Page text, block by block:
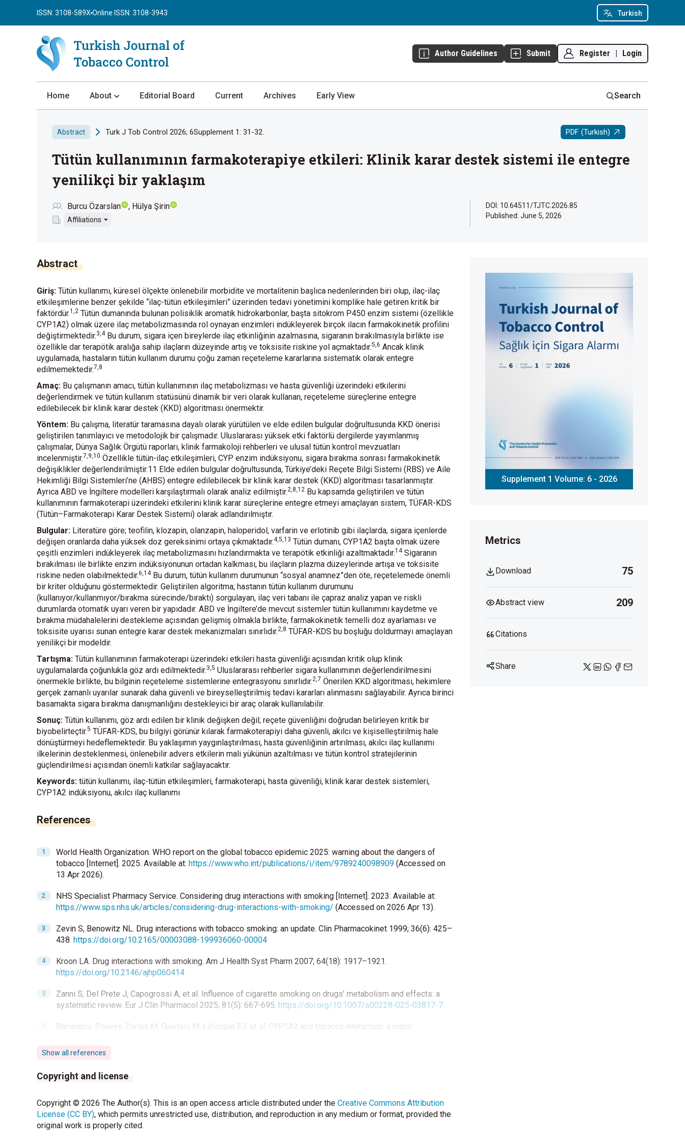
Turkish
ISSN: 3108-589X Online ISSN: 3108-3943
Author Guidelines Submit Register | Login
Home About
Author Guidelines
Review Process
Publication Ethics
Privacy Statement
Editorial Board Current Archives Early View Search
Abstract Turk J Tob Control 2026; 6Supplement 1: 31-32. PDF (Turkish)
Tütün kullanımının farmakoterapiye etkileri: Klinik karar destek sistemi ile entegre
yenilikçi bir yaklaşım
Burcu Özarslan Hülya Şirin
Affiliations
DOI: 10.64511/TJTC.2026.85
Published: June 5, 2026
Abstract
Giriş: Tütün kullanımı, küresel ölçekte önlenebilir morbidite ve mortalitenin başlıca nedenlerinden biri olup, ilaç-ilaç
etkileşimlerine benzer şekilde “ilaç-tütün etkileşimleri” üzerinden tedavi yönetimini komplike hale getiren kritik bir
faktördür.1,2 Tütün dumanında bulunan polisiklik aromatik hidrokarbonlar, başta sitokrom P450 enzim sistemi (özellikle
CYP1A2) olmak üzere ilaç metabolizmasında rol oynayan enzimleri indükleyerek birçok ilacın farmakokinetik profilini
değiştirmektedir.3,4Bu durum, sigara içen bireylerde ilaç etkinliğinin azalmasına, sigaranın bırakılmasıyla birlikte ise
özellikle dar terapötik aralığa sahip ilaçların düzeyinde artış ve toksisite riskine yol açmaktadır.5,6 Ancak klinik
uygulamada, hastaların tütün kullanım durumu çoğu zaman reçeteleme kararlarına sistematik olarak entegre
edilmemektedir.7,8
Amaç: Bu çalışmanın amacı, tütün kullanımının ilaç metabolizması ve hasta güvenliği üzerindeki etkilerini
değerlendirmek ve tütün kullanım statüsünü dinamik bir veri olarak kullanan, reçeteleme süreçlerine entegre
edilebilecek bir klinik karar destek (KKD) algoritması önermektir.
Yöntem: Bu çalışma, literatür taramasına dayalı olarak yürütülen ve elde edilen bulgular doğrultusunda KKD önerisi
geliştirilen tanımlayıcı ve metodolojik bir çalışmadır. Uluslararası yüksek etki faktörlü dergilerde yayımlanmış
çalışmalar, Dünya Sağlık Örgütü raporları, klinik farmakoloji rehberleri ve ulusal tütün kontrol mevzuatları
incelenmiştir.7,9,10 Özellikle tütün-ilaç etkileşimleri, CYP enzim indüksiyonu, sigara bırakma sonrası farmakokinetik
değişiklikler değerlendirilmiştir.11 Elde edilen bulgular doğrultusunda, Türkiye’deki Reçete Bilgi Sistemi (RBS) ve Aile
Hekimliği Bilgi Sistemleri’ne (AHBS) entegre edilebilecek bir klinik karar destek (KKD) algoritması tasarlanmıştır.
Ayrıca ABD ve İngiltere modelleri karşılaştırmalı olarak analiz edilmiştir.2,8,12 Bu kapsamda geliştirilen ve tütün
kullanımının farmakoterapi üzerindeki etkilerini klinik karar süreçlerine entegre etmeyi amaçlayan sistem, TÜFAR-KDS
(Tütün–Farmakoterapi Karar Destek Sistemi) olarak adlandırılmıştır.
Bulgular: Literatüre göre; teofilin, klozapin, olanzapin, haloperidol, varfarin ve erlotinib gibi ilaçlarda, sigara içenlerde
değişen oranlarda daha yüksek doz gereksinimi ortaya çıkmaktadır.4,5,13 Tütün dumanı, CYP1A2 başta olmak üzere
çeşitli enzimleri indükleyerek ilaç metabolizmasını hızlandırmakta ve terapötik etkinliği azaltmaktadır.14Sigaranın
bırakılması ile birlikte enzim indüksiyonunun ortadan kalkması, bu ilaçların plazma düzeylerinde artışa ve toksisite
riskine neden olabilmektedir.6,14Bu durum, tütün kullanım durumunun “sosyal anamnez”den öte, reçetelemede önemli
bir kriter olduğunu göstermektedir. Geliştirilen algoritma; hastanın tütün kullanım durumunu
(kullanıyor/kullanmıyor/bırakma sürecinde/bıraktı) sorgulayan, ilaç veri tabanı ile çapraz analiz yapan ve riskli
durumlarda otomatik uyarı veren bir yapıdadır. ABD ve İngiltere’de mevcut sistemler tütün kullanımını kaydetme ve
bırakma müdahalelerini destekleme açısından gelişmiş olmakla birlikte, farmakokinetik temelli doz ayarlaması ve
toksisite uyarısı sunan entegre karar destek mekanizmaları sınırlıdır.2,8 TÜFAR-KDS bu boşluğu doldurmayı amaçlayan
yenilikçi bir modeldir.
Tartışma: Tütün kullanımının farmakoterapi üzerindeki etkileri hasta güvenliği açısından kritik olup klinik
uygulamalarda çoğunlukla göz ardı edilmektedir.3,5 Uluslararası rehberler sigara kullanımının değerlendirilmesini
önermekle birlikte, bu bilginin reçeteleme sistemlerine entegrasyonu sınırlıdır.2,7 Önerilen KKD algoritması, hekimlere
gerçek zamanlı uyarılar sunarak daha güvenli ve bireyselleştirilmiş tedavi kararları alınmasını sağlayabilir. Ayrıca birinci
basamakta sigara bırakma danışmanlığını destekleyici bir araç olarak kullanılabilir.
Sonuç: Tütün kullanımı, göz ardı edilen bir klinik değişken değil; reçete güvenliğini doğrudan belirleyen kritik bir
biyobelirteçtir.5 TÜFAR-KDS, bu bilgiyi görünür kılarak farmakoterapiyi daha güvenli, akılcı ve kişiselleştirilmiş hale
dönüştürmeyi hedeflemektedir. Bu yaklaşımın yaygınlaştırılması, hasta güvenliğinin artırılması, akılcı ilaç kullanımı
ilkelerinin desteklenmesi, önlenebilir advers etkilerin mali yükünün azaltılması ve tütün kontrol stratejilerinin
güçlendirilmesi açısından önemli katkılar sağlayacaktır.
Keywords: tütün kullanımı, ilaç-tütün etkileşimleri, farmakoterapi, hasta güvenliği, klinik karar destek sistemleri,
CYP1A2 indüksiyonu, akılcı ilaç kullanımı
References
World Health Organization. WHO report on the global tobacco epidemic 2025: warning about the dangers of
tobacco [Internet]. 2025. Available at: https://www.who.int/publications/i/item/9789240098909 (Accessed on
13 Apr 2026).
NHS Specialist Pharmacy Service. Considering drug interactions with smoking [Internet]. 2023. Available at:
https://www.sps.nhs.uk/articles/considering-drug-interactions-with-smoking/ (Accessed on 2026 Apr 13).
Zevin S, Benowitz NL. Drug interactions with tobacco smoking: an update. Clin Pharmacokinet 1999; 36(6): 425–
438. https://doi.org/10.2165/00003088-199936060-00004
Kroon LA. Drug interactions with smoking. Am J Health Syst Pharm 2007; 64(18): 1917–1921.
https://doi.org/10.2146/ajhp060414
Zanni S, Del Prete J, Capogrossi A, et al. Influence of cigarette smoking on drugs’ metabolism and effects: a
systematic review. Eur J Clin Pharmacol 2025; 81(5): 667-695. https://doi.org/10.1007/s00228-025-03817-7
Barrangou-Poueys-Darlas M, Guerlais M, Laforgue EJ, et al. CYP1A2 and tobacco interaction: a major
https://doi.org/10.1080/03602532.2020.1859528
World Health Organization. WHO clinical treatment guideline for tobacco cessation in adults [Internet]. 2024.
Available at:https://www.ncbi.nlm.nih.gov/books/NBK604674/
UK Medicines Information (UKMi). Smoking and medicines interactions [Internet]. 2023. Available at:
https://greatermanchester.communitypharmacy.org.uk/wp-content/uploads/sites/118/2023/06/3.-UKMI-
Smoking-and-medicines-interactions.pdf
Show all references
Copyright and license
Copyright © 2026 The Author(s). This is an open access article distributed under the Creative Commons Attribution
License (CC BY), which permits unrestricted use, distribution, and reproduction in any medium or format, provided the
original work is properly cited.
Supplement 1 Volume: 6 - 2026
Metrics
Download 75
Abstract view 209
Citations
Share